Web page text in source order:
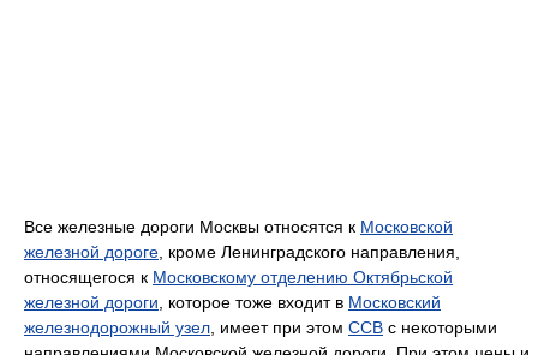
Все железные дороги Москвы относятся к Московской
железной дороге , кроме Ленинградского направления,
относящегося к Московскому отделению Октябрьской
железной дороги , которое тоже входит в Московский
железнодорожный узел , имеет при этом ССВ с некоторыми